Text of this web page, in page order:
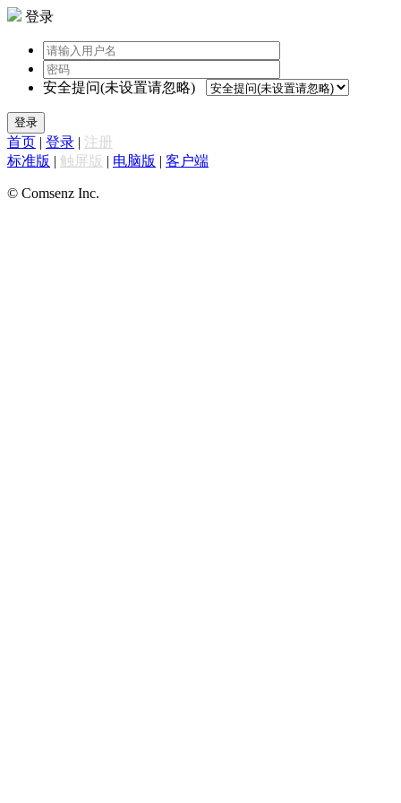
登录
安全提问(未设置请忽略)
登录
首页 | 登录 | 注册
标准版 | 触屏版 | 电脑版 | 客户端
© Comsenz Inc.